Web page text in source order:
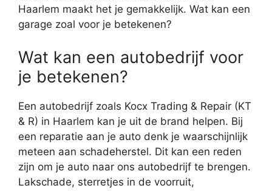
Haarlem maakt het je gemakkelijk. Wat kan een
garage zoal voor je betekenen?
Wat kan een autobedrijf voor
je betekenen?
Een autobedrijf zoals Kocx Trading & Repair (KT
& R) in Haarlem kan je uit de brand helpen. Bij
een reparatie aan je auto denk je waarschijnlijk
meteen aan schadeherstel. Dit kan een reden
zijn om je auto naar ons autobedrijf te brengen.
Lakschade, sterretjes in de voorruit,